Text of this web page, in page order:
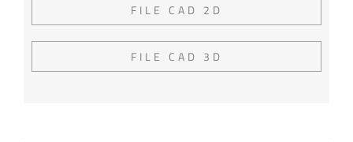
FILE CAD 2D
FILE CAD 3D